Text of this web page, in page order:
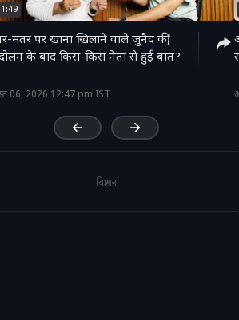
1:49
मंतर पर खाना खिलाने वाले जुनैद की,
के बाद किस-किस नेता से हुई बात?
06, 2026 12:47 pm IST
विज्ञापन